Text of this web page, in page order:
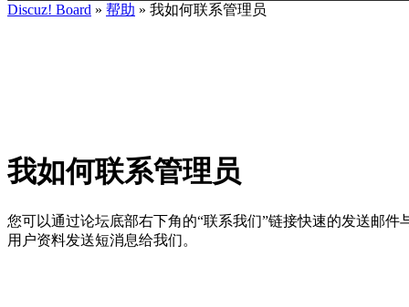
Discuz! Board » 帮助 » 我如何联系管理员
我如何联系管理员
您可以通过论坛底部右下角的“联系我们”链接快速的发送邮
用户资料发送短消息给我们。